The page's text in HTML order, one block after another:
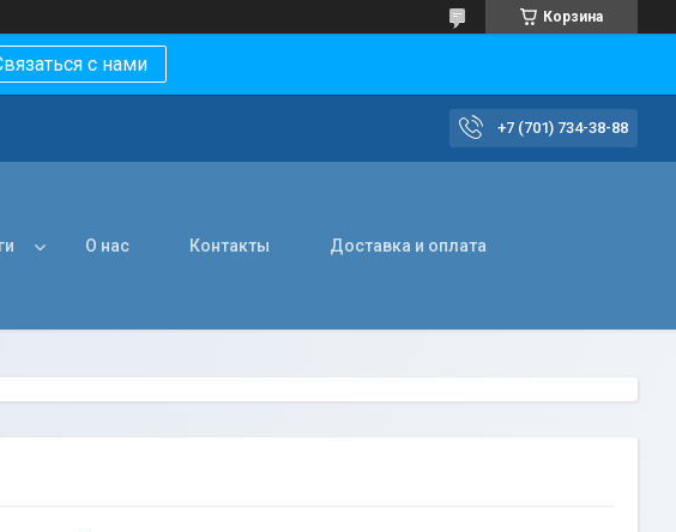
Корзина
с нами
+7 (701) 734-38-88
О нас Контакты Доставка и оплата